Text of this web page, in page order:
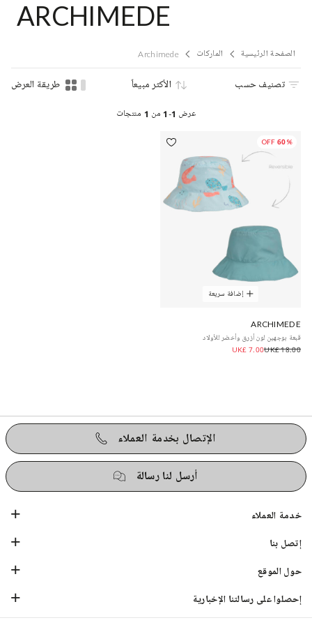
ARCHIMEDE
الصفحة الرئيسية الماركات Archimede
تصنيف حسب الأكثر مبيعاً طريقة العرض
عرض 1-1 من 1 منتجات
60% OFF
إضافة سريعة
ARCHIMEDE
قبعة بوجهين لون أزرق وأخضر للأولاد
UK£ 18.00
UK£ 7.00
الإتصال بخدمة العملاء
أرسل لنا رسالة
خدمة العملاء
إتصل بنا
حول الموقع
إحصلوا على رسالتنا الإخبارية